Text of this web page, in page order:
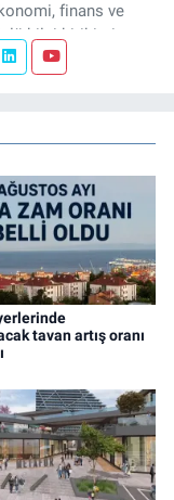
finans ve
bilgi birikimine
deneyimli bir
ve özel
yetkinim.
tavan artış oranı